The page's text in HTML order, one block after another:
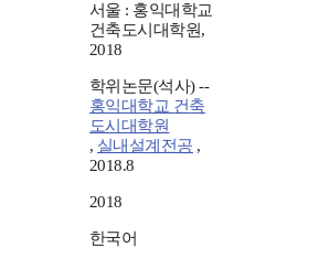
서울 : 홍익대학교
건축도시대학원,
2018
학위논문(석사) --
홍익대학교 건축
도시대학원
, 실내설계전공 ,
2018.8
2018
한국어